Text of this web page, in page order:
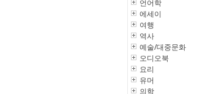
언어학
에세이
여행
역사
예술/대중문화
오디오북
요리
유머
의학